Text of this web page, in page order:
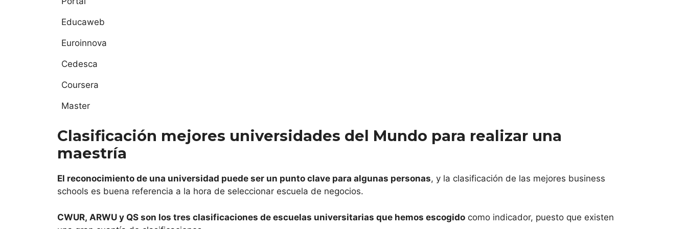
Educaweb
Euroinnova
Cedesca
Coursera
Master
Clasificación mejores universidades del Mundo para realizar una
maestría
El reconocimiento de una universidad puede ser un punto clave para algunas personas, y la clasificación de las mejores business
schools es buena referencia a la hora de seleccionar escuela de negocios.
CWUR, ARWU y QS son los tres clasificaciones de escuelas universitarias que hemos escogido como indicador, puesto que existen